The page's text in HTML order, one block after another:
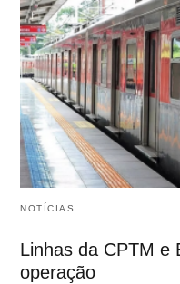
NOTÍCIAS
Linhas da CPTM e
operação